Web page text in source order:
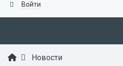
Войти
Новости